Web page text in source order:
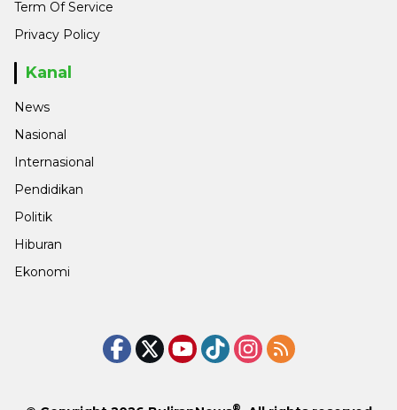
Term Of Service
Privacy Policy
Kanal
News
Nasional
Internasional
Pendidikan
Politik
Hiburan
Ekonomi